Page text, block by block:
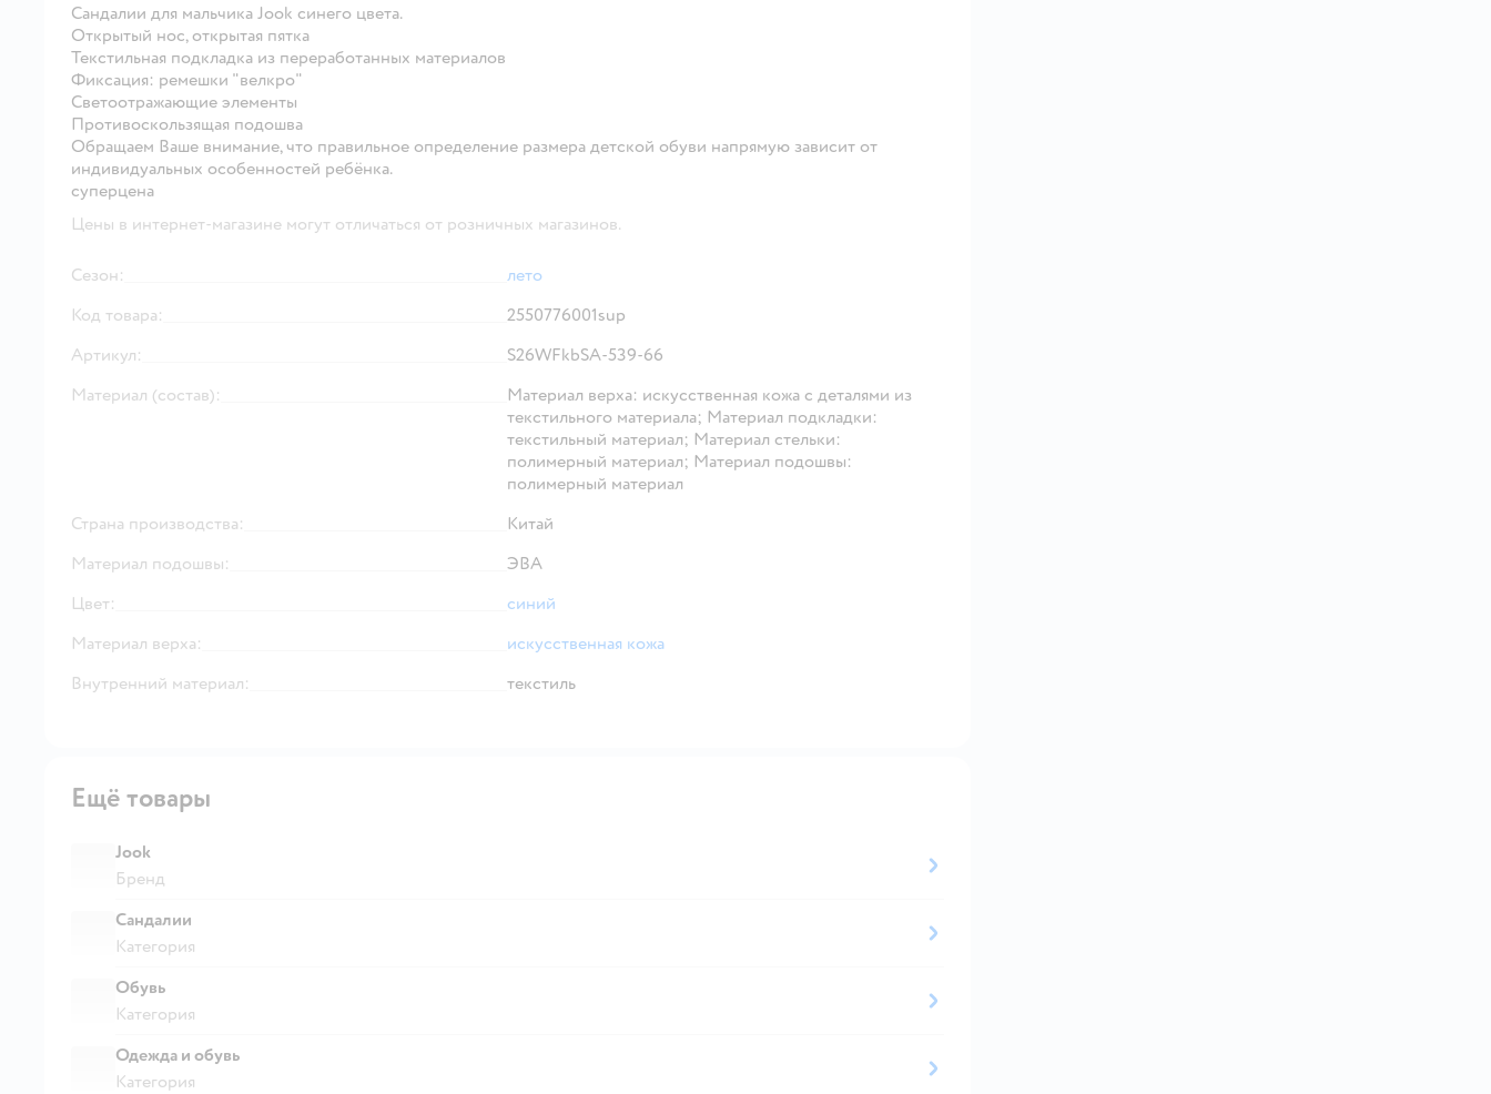
Сандалии для мальчика Jook синего цвета.
Открытый нос, открытая пятка
Текстильная подкладка из переработанных материалов
Фиксация: ремешки "велкро"
Светоотражающие элементы
Противоскользящая подошва
Обращаем Ваше внимание, что правильное определение размера детской обуви напрямую зависит от
индивидуальных особенностей ребёнка.
суперцена
Цены в интернет-магазине могут отличаться от розничных магазинов.
Сезон:
лето
Код товара:
2550776001sup
Артикул:
S26WFkbSA-539-66
Материал (состав):
Материал верха: искусственная кожа с деталями из
текстильного материала; Материал подкладки:
текстильный материал; Материал стельки:
полимерный материал; Материал подошвы:
полимерный материал
Страна производства:
Китай
Материал подошвы:
ЭВА
Цвет:
синий
Материал верха:
искусственная кожа
Внутренний материал:
текстиль
Ещё товары
Jook
Бренд
Сандалии
Категория
Обувь
Категория
Одежда и обувь
Категория